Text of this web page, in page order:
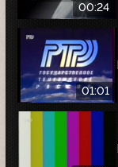
00:24
01:01